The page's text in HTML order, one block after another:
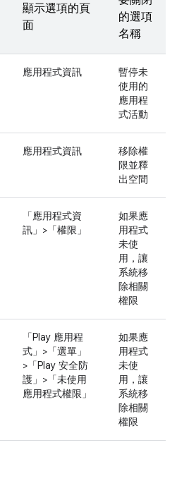
顯示選項的頁
面
的選項
名稱
應用程式資訊
暫停未
使用的
應用程
式活動
應用程式資訊
移除權
限並釋
出空間
「應用程式資
訊」>「權限」
如果應
用程式
未使
用，讓
系統移
除相關
權限
「Play 應用程
式」>「選單」
>「Play 安全防
護」>「未使用
應用程式權限」
如果應
用程式
未使
用，讓
系統移
除相關
權限